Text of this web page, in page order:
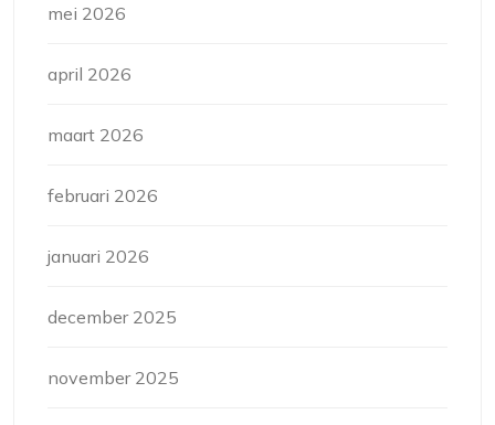
mei 2026
april 2026
maart 2026
februari 2026
januari 2026
december 2025
november 2025